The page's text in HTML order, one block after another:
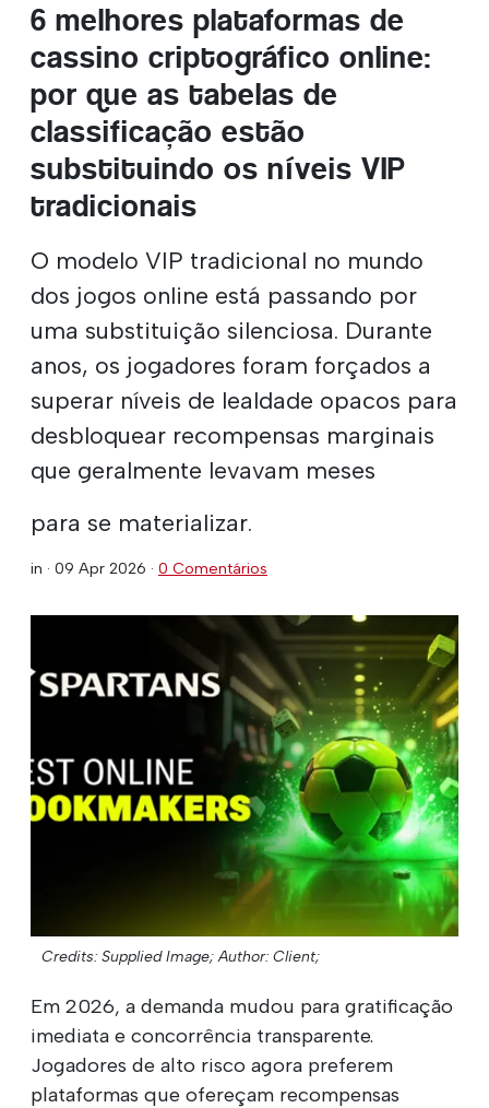
6 melhores plataformas de
cassino criptográfico online:
por que as tabelas de
classificação estão
substituindo os níveis VIP
tradicionais
O modelo VIP tradicional no mundo
dos jogos online está passando por
uma substituição silenciosa. Durante
anos, os jogadores foram forçados a
superar níveis de lealdade opacos para
desbloquear recompensas marginais
que geralmente levavam meses
para se materializar.
in · 09 Apr 2026 · 0 Comentários
Credits: Supplied Image; Author: Client;
Em 2026, a demanda mudou para gratificação
imediata e concorrência transparente.
Jogadores de alto risco agora preferem
plataformas que ofereçam recompensas